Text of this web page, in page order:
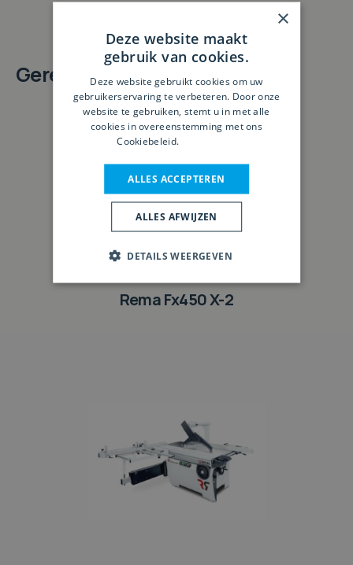
Gerelateerde producten
Rema Fx450 X-2
×
Deze website maakt
gebruik van cookies.
Deze website gebruikt cookies om uw
gebruikerservaring te verbeteren. Door onze
website te gebruiken, stemt u in met alle
cookies in overeenstemming met ons
Cookiebeleid.
ALLES ACCEPTEREN
ALLES AFWIJZEN
DETAILS WEERGEVEN